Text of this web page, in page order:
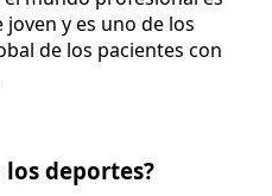
y es uno de los
de los pacientes con
los deportes?